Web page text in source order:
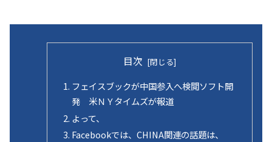
目次
フェイスブックが中国参入へ検閲ソフト開
発 米ＮＹタイムズが報道
よって、
Facebookでは、CHINA関連の話題は、